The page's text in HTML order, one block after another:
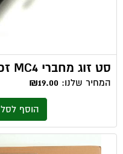
סט זוג מחברי MC4 זכר/נקבה
המחיר שלנו: ₪19.00
הוסף לסל